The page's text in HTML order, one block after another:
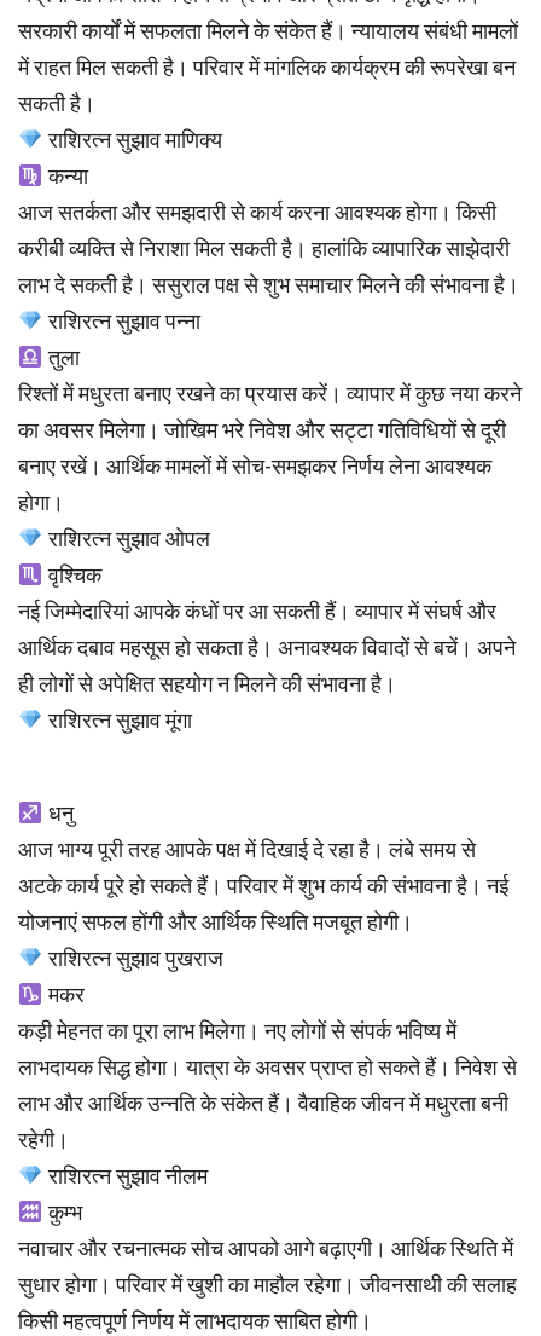
सरकारी कार्यों में सफलता मिलने के संकेत हैं। न्यायालय संबंधी मामलों
में राहत मिल सकती है। परिवार में मांगलिक कार्यक्रम की रूपरेखा बन
सकती है।
राशिरत्न सुझाव माणिक्य
कन्या
आज सतर्कता और समझदारी से कार्य करना आवश्यक होगा। किसी
करीबी व्यक्ति से निराशा मिल सकती है। हालांकि व्यापारिक साझेदारी
लाभ दे सकती है। ससुराल पक्ष से शुभ समाचार मिलने की संभावना है।
राशिरत्न सुझाव पन्ना
तुला
रिश्तों में मधुरता बनाए रखने का प्रयास करें। व्यापार में कुछ नया करने
का अवसर मिलेगा। जोखिम भरे निवेश और सट्टा गतिविधियों से दूरी
बनाए रखें। आर्थिक मामलों में सोच-समझकर निर्णय लेना आवश्यक
होगा।
राशिरत्न सुझाव ओपल
वृश्चिक
नई जिम्मेदारियां आपके कंधों पर आ सकती हैं। व्यापार में संघर्ष और
आर्थिक दबाव महसूस हो सकता है। अनावश्यक विवादों से बचें। अपने
ही लोगों से अपेक्षित सहयोग न मिलने की संभावना है।
राशिरत्न सुझाव मूंगा
धनु
आज भाग्य पूरी तरह आपके पक्ष में दिखाई दे रहा है। लंबे समय से
अटके कार्य पूरे हो सकते हैं। परिवार में शुभ कार्य की संभावना है। नई
योजनाएं सफल होंगी और आर्थिक स्थिति मजबूत होगी।
राशिरत्न सुझाव पुखराज
मकर
कड़ी मेहनत का पूरा लाभ मिलेगा। नए लोगों से संपर्क भविष्य में
लाभदायक सिद्ध होगा। यात्रा के अवसर प्राप्त हो सकते हैं। निवेश से
लाभ और आर्थिक उन्नति के संकेत हैं। वैवाहिक जीवन में मधुरता बनी
रहेगी।
राशिरत्न सुझाव नीलम
कुम्भ
नवाचार और रचनात्मक सोच आपको आगे बढ़ाएगी। आर्थिक स्थिति में
सुधार होगा। परिवार में खुशी का माहौल रहेगा। जीवनसाथी की सलाह
किसी महत्वपूर्ण निर्णय में लाभदायक साबित होगी।